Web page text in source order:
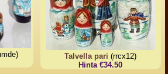
Talvella pari (rrcx12)
Hinta €34.50